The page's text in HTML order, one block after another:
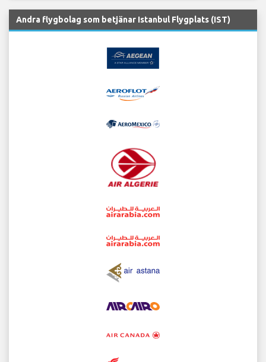
Andra flygbolag som betjänar Istanbul Flygplats (IST)